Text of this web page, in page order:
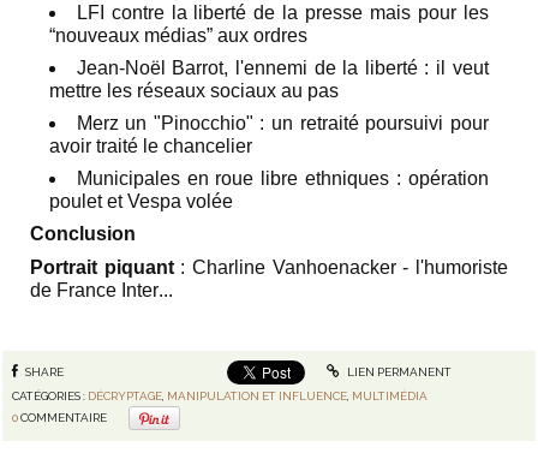
LFI contre la liberté de la presse mais pour les
“nouveaux médias” aux ordres
Jean-Noël Barrot, l'ennemi de la liberté : il veut
mettre les réseaux sociaux au pas
Merz un "Pinocchio" : un retraité poursuivi pour
avoir traité le chancelier
Municipales en roue libre ethniques : opération
poulet et Vespa volée
Conclusion
Portrait piquant: Charline Vanhoenacker - l'humoriste
de France Inter...
SHARE
LIEN PERMANENT
CATÉGORIES : DÉCRYPTAGE MANIPULATION ET INFLUENCE MULTIMÉDIA
0COMMENTAIRE